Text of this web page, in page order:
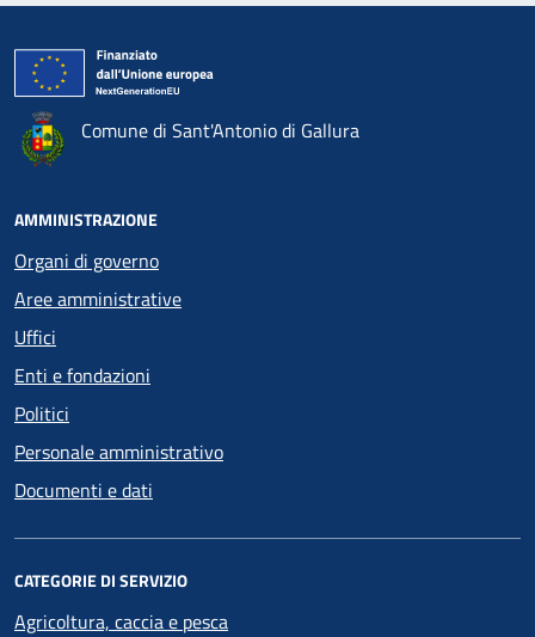
Comune di Sant'Antonio di Gallura
AMMINISTRAZIONE
Organi di governo
Aree amministrative
Uffici
Enti e fondazioni
Politici
Personale amministrativo
Documenti e dati
CATEGORIE DI SERVIZIO
Agricoltura, caccia e pesca